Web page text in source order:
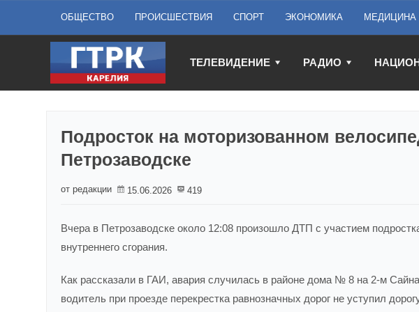
ОБЩЕСТВО ПРОИСШЕСТВИЯ СПОРТ ЭКОНОМИКА МЕДИЦИНА
ТЕЛЕВИДЕНИЕ РАДИО
Подросток на моторизованном
Петрозаводске
от редакции 15.06.2026 419
Вчера в Петрозаводске около 12:08 произошло ДТП с участием
внутреннего сгорания.
Как рассказали в ГАИ, авария случилась в районе дома № 8 на 2-м
водитель при проезде перекрестка равнозначных дорог не уступил